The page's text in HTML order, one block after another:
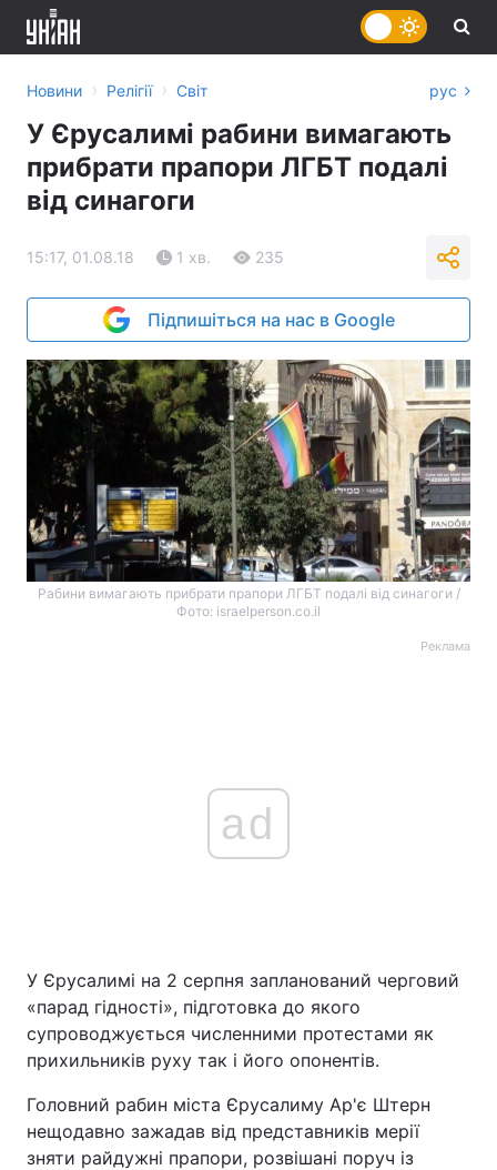
Україна Політика
Новини › Релігії › Світ рус
У Єрусалимі рабини вимагають
прибрати прапори ЛГБТ подалі
від синагоги
15:17, 01.08.18 1 хв. 235
Підпишіться на нас в Google
Рабини вимагають прибрати прапори ЛГБТ подалі від синагоги /
Фото: israelperson.co.il
Реклама
ad
У Єрусалимі на 2 серпня запланований черговий
«парад гідності», підготовка до якого
супроводжується численними протестами як
прихильників руху так і його опонентів.
Головний рабин міста Єрусалиму Ар'є Штерн
нещодавно зажадав від представників мерії
зняти райдужні прапори, розвішані поруч із